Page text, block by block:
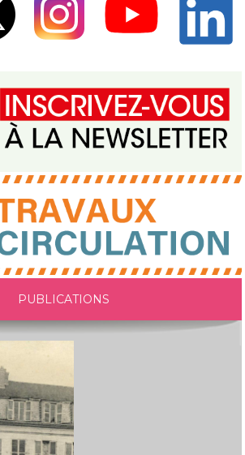
PUBLICATIONS